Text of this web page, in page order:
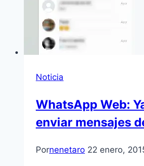
Noticia
WhatsApp Web:
enviar mensajes
Pornenetaro 22 enero,